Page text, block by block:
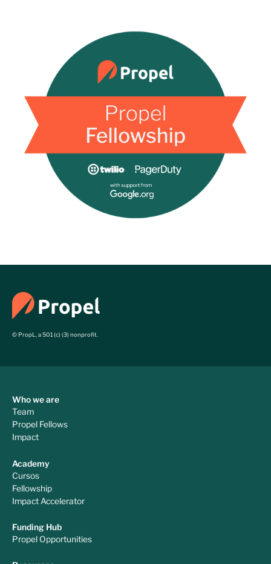
© PropL, a 501 (c) (3) nonprofit.
Who we are
Team
Propel Fellows
Impact
Academy
Cursos
Fellowship
Impact Accelerator
Funding Hub
Propel Opportunities